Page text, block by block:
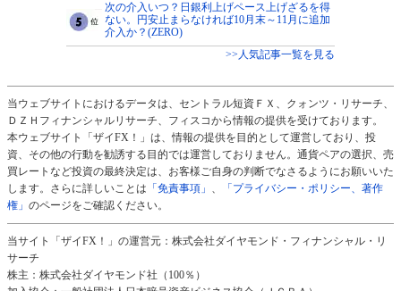
次の介入いつ？日銀利上げペース上げざるを得
ない。円安止まらなければ10月末～11月に追加
介入か？(ZERO)
>>人気記事一覧を見る
当ウェブサイトにおけるデータは、セントラル短資ＦＸ、クォンツ・リサーチ、
ＤＺＨフィナンシャルリサーチ、フィスコから情報の提供を受けております。
本ウェブサイト「ザイFX！」は、情報の提供を目的として運営しており、投
資、その他の行動を勧誘する目的では運営しておりません。通貨ペアの選択、売
買レートなど投資の最終決定は、お客様ご自身の判断でなさるようにお願いいた
します。さらに詳しいことは 「免責事項」 、
「プライバシー・ポリシー、著作
権」 のページをご確認ください。
当サイト「ザイFX！」の運営元：株式会社ダイヤモンド・フィナンシャル・リ
サーチ
株主：株式会社ダイヤモンド社（100％）